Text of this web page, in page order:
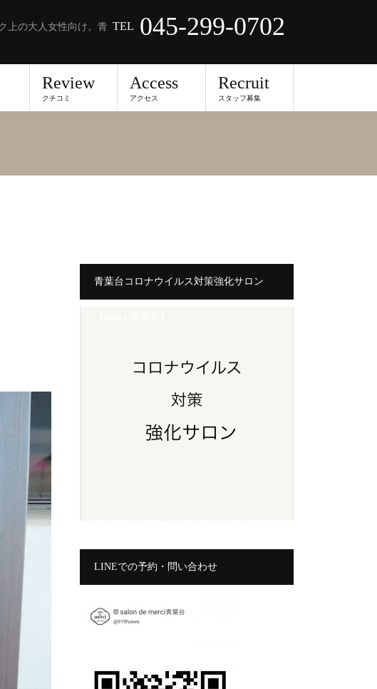
上の大人女性向け。青 TEL 045-299-0702
Review
クチコミ
Access
アクセス
Recruit
スタッフ募集
青葉台コロナウイルス対策強化サロン
LINEでの予約・問い合わせ